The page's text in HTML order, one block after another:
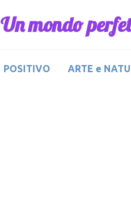
Un mondo
POSITIVO ARTE e